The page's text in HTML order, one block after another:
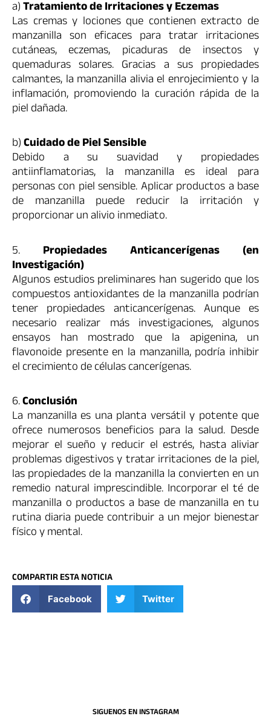
a)Tratamiento de Irritaciones y Eczemas
Las cremas y lociones que contienen extracto de
manzanilla son eficaces para tratar irritaciones
cutáneas, eczemas, picaduras de insectos y
quemaduras solares. Gracias a sus propiedades
calmantes, la manzanilla alivia el enrojecimiento y la
inflamación, promoviendo la curación rápida de la
piel dañada.
b)Cuidado de Piel Sensible
Debido a su suavidad y propiedades
antiinflamatorias, la manzanilla es ideal para
personas con piel sensible. Aplicar productos a base
de manzanilla puede reducir la irritación y
proporcionar un alivio inmediato.
5. Propiedades Anticancerígenas (en
Investigación)
Algunos estudios preliminares han sugerido que los
compuestos antioxidantes de la manzanilla podrían
tener propiedades anticancerígenas. Aunque es
necesario realizar más investigaciones, algunos
ensayos han mostrado que la apigenina, un
flavonoide presente en la manzanilla, podría inhibir
el crecimiento de células cancerígenas.
6.Conclusión
La manzanilla es una planta versátil y potente que
ofrece numerosos beneficios para la salud. Desde
mejorar el sueño y reducir el estrés, hasta aliviar
problemas digestivos y tratar irritaciones de la piel,
las propiedades de la manzanilla la convierten en un
remedio natural imprescindible. Incorporar el té de
manzanilla o productos a base de manzanilla en tu
rutina diaria puede contribuir a un mejor bienestar
físico y mental.
COMPARTIR ESTA NOTICIA
Facebook Twitter
SIGUENOS EN INSTAGRAM